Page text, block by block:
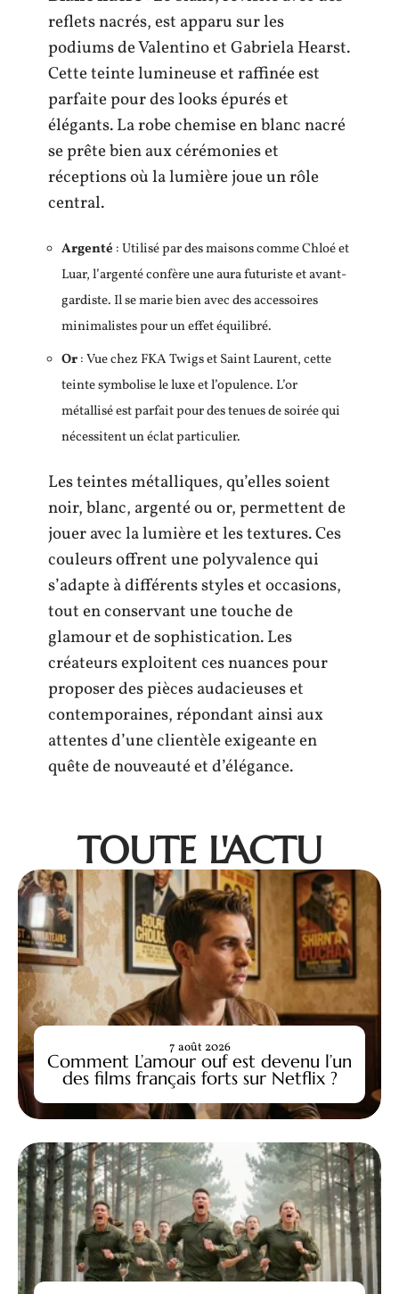
reflets nacrés, est apparu sur les
podiums de Valentino et Gabriela Hearst.
Cette teinte lumineuse et raffinée est
parfaite pour des looks épurés et
élégants. La robe chemise en blanc nacré
se prête bien aux cérémonies et
réceptions où la lumière joue un rôle
central.
Argenté : Utilisé par des maisons comme Chloé et
Luar, l’argenté confère une aura futuriste et avant-
gardiste. Il se marie bien avec des accessoires
minimalistes pour un effet équilibré.
Or: Vue chez FKA Twigs et Saint Laurent, cette
teinte symbolise le luxe et l’opulence. L’or
métallisé est parfait pour des tenues de soirée qui
nécessitent un éclat particulier.
Les teintes métalliques, qu’elles soient
noir, blanc, argenté ou or, permettent de
jouer avec la lumière et les textures. Ces
couleurs offrent une polyvalence qui
s’adapte à différents styles et occasions,
tout en conservant une touche de
glamour et de sophistication. Les
créateurs exploitent ces nuances pour
proposer des pièces audacieuses et
contemporaines, répondant ainsi aux
attentes d’une clientèle exigeante en
quête de nouveauté et d’élégance.
TOUTE L'ACTU
Comment L’amour ouf est devenu l’un
des films français forts sur Netflix ?
7 août 2026